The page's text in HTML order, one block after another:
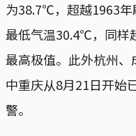
为38.7℃，超越1963
最低气温30.4℃，同样
最高极值。此外杭州
中重庆从8月21日开始
警。